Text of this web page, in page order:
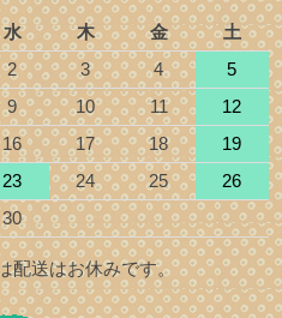
水 木 金
土
2 3 4
5
9 10 11
12
16 17 18
19
23 24 25
26
30
配送はお休みです。